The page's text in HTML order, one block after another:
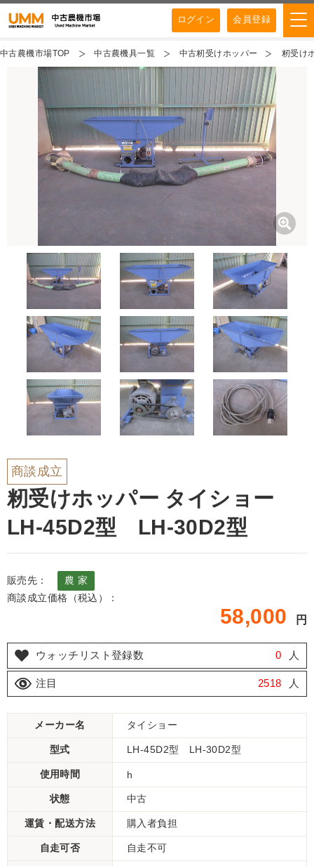
ログイン 会員登録
中古農機市場TOP 中古農機具一覧 中古籾受けホッパー 籾受け
商談成立
籾受けホッパー タイショー
LH-45D2型 LH-30D2型
販売先：
農 家
商談成立価格（税込）：
58,000 円
ウォッチリスト登録数 0 人
注目 2518 人
メーカー名 タイショー
型式 LH-45D2型 LH-30D2型
使用時間 h
状態 中古
運賃・配送方法 購入者負担
自走可否 自走不可